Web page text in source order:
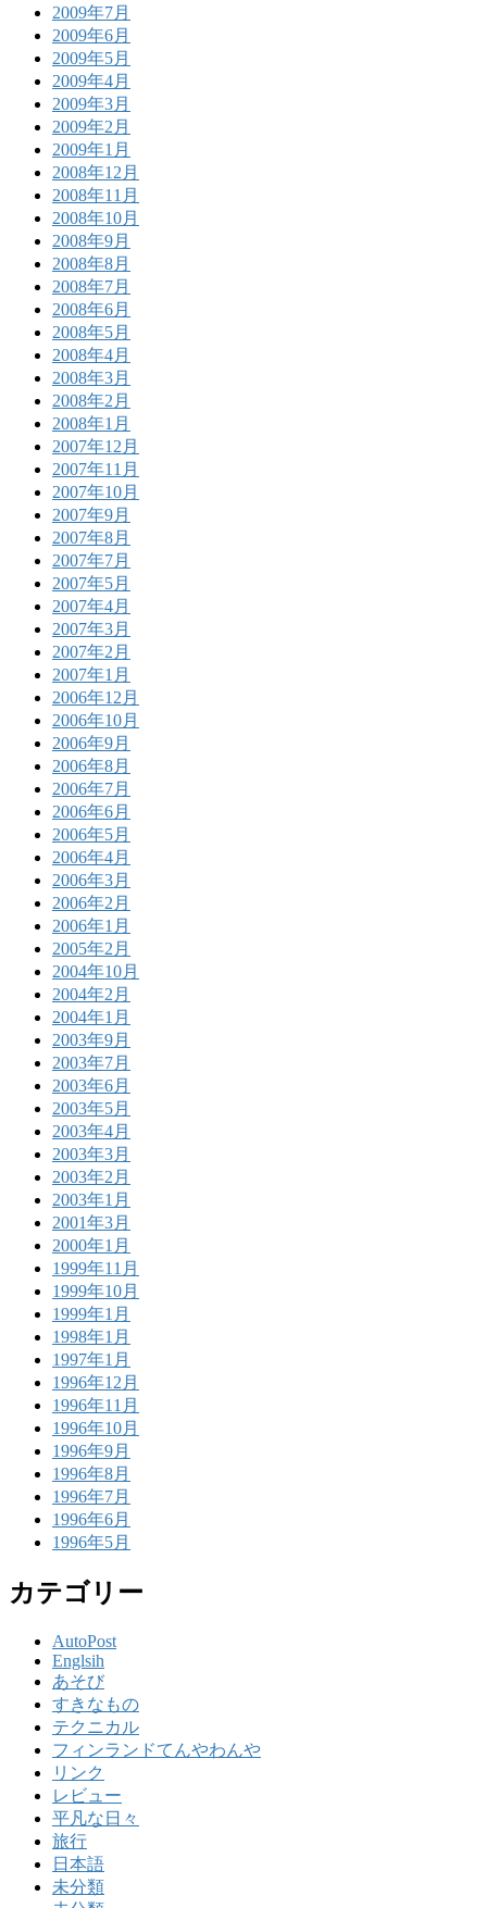
2009年7月
2009年6月
2009年5月
2009年4月
2009年3月
2009年2月
2009年1月
2008年12月
2008年11月
2008年10月
2008年9月
2008年8月
2008年7月
2008年6月
2008年5月
2008年4月
2008年3月
2008年2月
2008年1月
2007年12月
2007年11月
2007年10月
2007年9月
2007年8月
2007年7月
2007年5月
2007年4月
2007年3月
2007年2月
2007年1月
2006年12月
2006年10月
2006年9月
2006年8月
2006年7月
2006年6月
2006年5月
2006年4月
2006年3月
2006年2月
2006年1月
2005年2月
2004年10月
2004年2月
2004年1月
2003年9月
2003年7月
2003年6月
2003年5月
2003年4月
2003年3月
2003年2月
2003年1月
2001年3月
2000年1月
1999年11月
1999年10月
1999年1月
1998年1月
1997年1月
1996年12月
1996年11月
1996年10月
1996年9月
1996年8月
1996年7月
1996年6月
1996年5月
カテゴリー
AutoPost
Englsih
あそび
すきなもの
テクニカル
フィンランドてんやわんや
リンク
レビュー
平凡な日々
旅行
日本語
未分類